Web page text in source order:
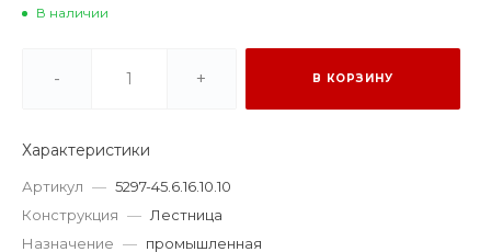
В наличии
- + В КОРЗИНУ
Характеристики
Артикул — 5297-45.6.16.10.10
Конструкция — Лестница
Назначение — промышленная